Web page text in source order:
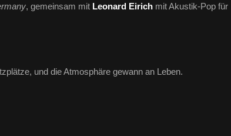
, gemeinsam mit Leonard Eirich mit Akustik-Pop für
und die Atmosphäre gewann an Leben.